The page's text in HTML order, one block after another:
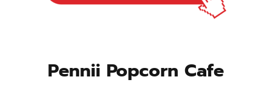
Pennii Popcorn Cafe